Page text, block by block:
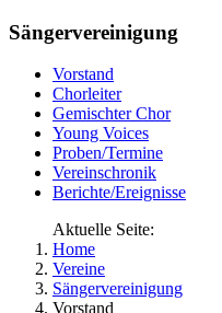
Sängervereinigung
Vorstand
Chorleiter
Gemischter Chor
Young Voices
Proben/Termine
Vereinschronik
Berichte/Ereignisse
Aktuelle Seite:
Home
Vereine
Sängervereinigung
Vorstand